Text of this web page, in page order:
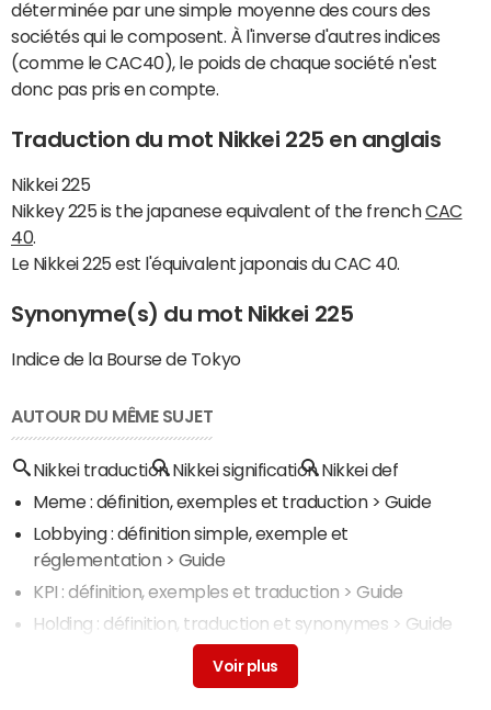
déterminée par une simple moyenne des cours des
sociétés qui le composent. À l'inverse d'autres indices
(comme le CAC40), le poids de chaque société n'est
donc pas pris en compte.
Traduction du mot Nikkei 225 en anglais
Nikkei 225
Nikkey 225 is the japanese equivalent of the frenchCAC
40.
Le Nikkei 225 est l'équivalent japonais du CAC 40.
Synonyme(s) du mot Nikkei 225
Indice de la Bourse de Tokyo
AUTOUR DU MÊME SUJET
Nikkei traduction Nikkei signification Nikkei def
Meme : définition, exemples et traduction> Guide
Lobbying : définition simple, exemple et
réglementation > Guide
KPI : définition, exemples et traduction > Guide
Holding : définition, traduction et synonymes > Guide
Crawler : définition, traduction et acteurs